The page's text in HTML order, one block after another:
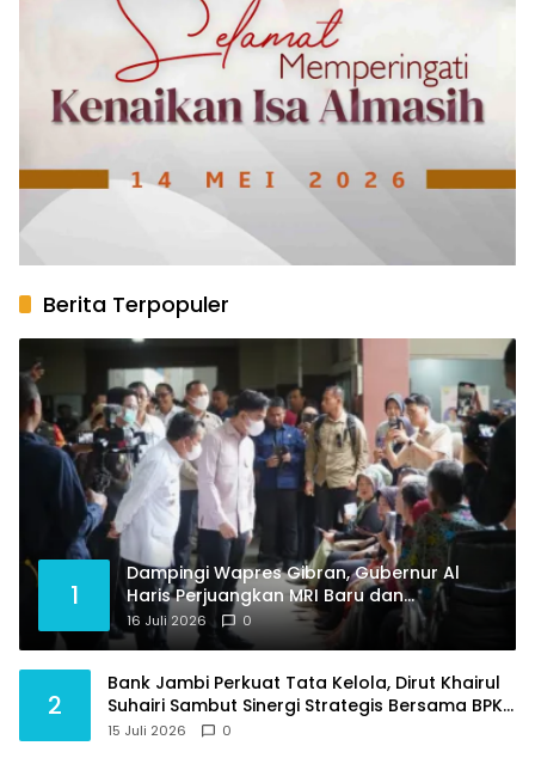
Berita Terpopuler
1
Dampingi Wapres Gibran, Gubernur Al
Haris Perjuangkan MRI Baru dan
Tambahan Dokter Spesialis untuk RSUD
Raden Mattaher
16 Juli 2026 0
2
Bank Jambi Perkuat Tata Kelola, Dirut Khairul
Suhairi Sambut Sinergi Strategis Bersama BPKP
Jambi
15 Juli 2026 0